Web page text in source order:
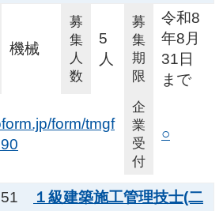
機械
募
集
人
数
5
人
募
集
期
限
令和8
年8月
31日
まで
form/tmgf
企
業
受
付
○
１級建築施工管理技士(二